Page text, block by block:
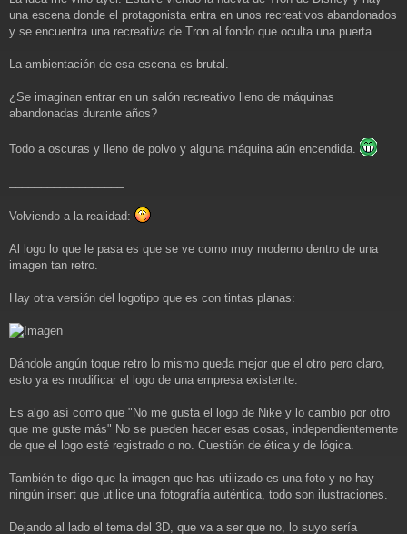
e
una escena donde el protagonista entra en unos recreativos abandonados
y se encuentra una recreativa de Tron al fondo que oculta una puerta.
La ambientación de esa escena es brutal.
¿Se imaginan entrar en un salón recreativo lleno de máquinas
abandonadas durante años?
Todo a oscuras y lleno de polvo y alguna máquina aún encendida.
Volviendo a la realidad:
Al logo lo que le pasa es que se ve como muy moderno dentro de una
imagen tan retro.
Hay otra versión del logotipo que es con tintas planas:
Dándole angún toque retro lo mismo queda mejor que el otro pero claro,
esto ya es modificar el logo de una empresa existente.
Es algo así como que "No me gusta el logo de Nike y lo cambio por otro
que me guste más" No se pueden hacer esas cosas, independientemente
de que el logo esté registrado o no. Cuestión de ética y de lógica.
También te digo que la imagen que has utilizado es una foto y no hay
ningún insert que utilice una fotografía auténtica, todo son ilustraciones.
Dejando al lado el tema del 3D, que va a ser que no, lo suyo sería